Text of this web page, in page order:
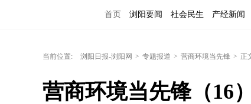
首页 浏阳要闻 社会民生 产经新闻
当前位置: 浏阳日报-浏阳网 > 专题报道 > 营商环境当先锋 > 正
营商环境当先锋（16